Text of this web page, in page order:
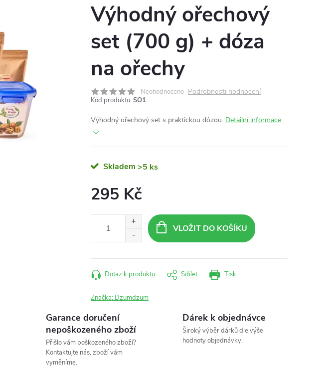
Výhodný ořechový
set (700 g) + dóza
na ořechy
Neohodnoceno Podrobnosti hodnocení
Kód produktu: SO1
Výhodný ořechový set s praktickou dózou. Detailní informace
Skladem >5 ks
295 Kč
VLOŽIT DO KOŠÍKU
Tisk
Dotaz k produktu Sdílet
Značka: Dzumdzum
Garance doručení
nepoškozeného zboží
Přišlo vám poškozeného zboží?
Kontaktujte nás, zboží vám
vyměníme.
Dárek k objednávce
Široký výběr dárků dle výše
hodnoty objednávky.